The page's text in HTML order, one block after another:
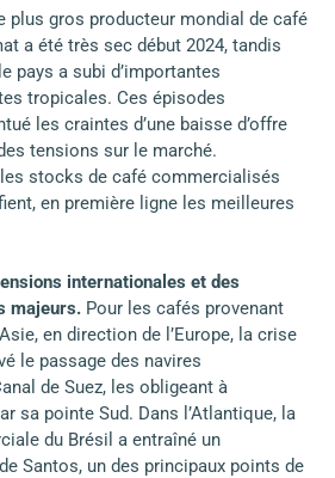
plus gros producteur mondial de café
a été très sec début 2024, tandis
pays a subi d’importantes
tropicales. Ces épisodes
les craintes d’une baisse d’offre
tensions sur le marché.
stocks de café commercialisés
en première ligne les meilleures
internationales et des
majeurs. Pour les cafés provenant
en direction de l’Europe, la crise
le passage des navires
de Suez, les obligeant à
sa pointe Sud. Dans l’Atlantique, la
du Brésil a entraîné un
Santos, un des principaux points de